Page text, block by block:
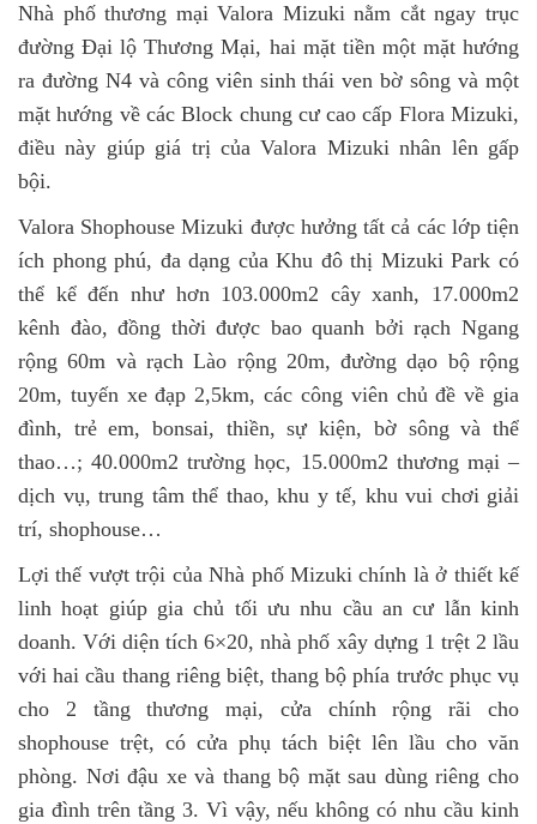
Nhà phố thương mại Valora Mizuki nằm cắt ngay trục
đường Đại lộ Thương Mại, hai mặt tiền một mặt hướng
ra đường N4 và công viên sinh thái ven bờ sông và một
mặt hướng về các Block chung cư cao cấp Flora Mizuki,
điều này giúp giá trị của Valora Mizuki nhân lên gấp
bội.
Valora Shophouse Mizuki được hưởng tất cả các lớp tiện
ích phong phú, đa dạng của Khu đô thị Mizuki Park có
thể kể đến như hơn 103.000m2 cây xanh, 17.000m2
kênh đào, đồng thời được bao quanh bởi rạch Ngang
rộng 60m và rạch Lào rộng 20m, đường dạo bộ rộng
20m, tuyến xe đạp 2,5km, các công viên chủ đề về gia
đình, trẻ em, bonsai, thiền, sự kiện, bờ sông và thể
thao…; 40.000m2 trường học, 15.000m2 thương mại –
dịch vụ, trung tâm thể thao, khu y tế, khu vui chơi giải
trí, shophouse…
Lợi thế vượt trội của Nhà phố Mizuki chính là ở thiết kế
linh hoạt giúp gia chủ tối ưu nhu cầu an cư lẫn kinh
doanh. Với diện tích 6×20, nhà phố xây dựng 1 trệt 2 lầu
với hai cầu thang riêng biệt, thang bộ phía trước phục vụ
cho 2 tầng thương mại, cửa chính rộng rãi cho
shophouse trệt, có cửa phụ tách biệt lên lầu cho văn
phòng. Nơi đậu xe và thang bộ mặt sau dùng riêng cho
gia đình trên tầng 3. Vì vậy, nếu không có nhu cầu kinh